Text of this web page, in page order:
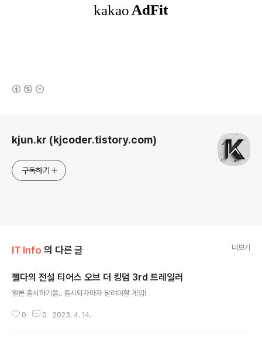
kjun.kr (kjcoder.tistory.com)
구독하기
IT Info 의 다른 글 더보기
젤다의 전설 티어스 오브 더 킹덤 3rd 트레일러
얼른 출시하기를.. 출시되자마자 달려야할 게임!
0 0 2023. 4. 14.